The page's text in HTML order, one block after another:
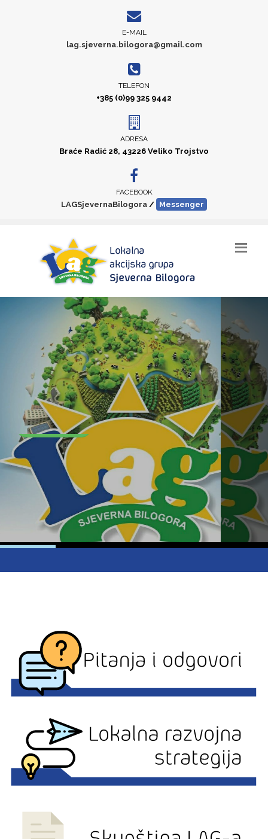
E-MAIL
lag.sjeverna.bilogora@gmail.com
TELEFON
+385 (0)99 325 9442
ADRESA
Braće Radić 28, 43226 Veliko Trojstvo
FACEBOOK
LAGSjevernaBilogora / Messenger
Objava javnog savjetovanja Strategije LAG-a Sjeverna Bilogora za razdoblje 2023.-2027. godine
Pročitajte više